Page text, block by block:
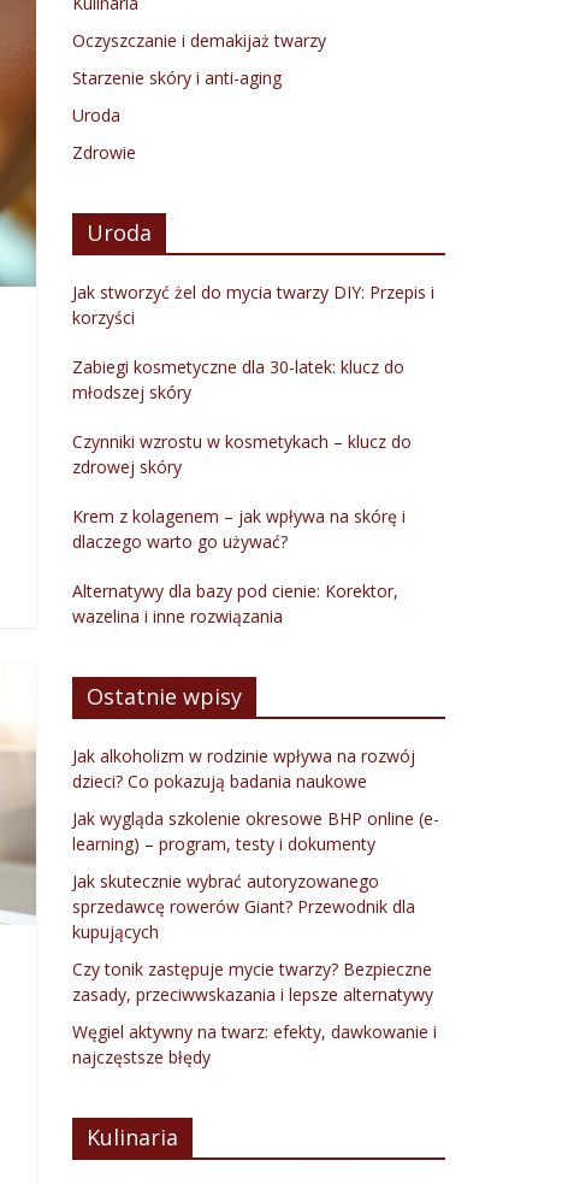
Oczyszczanie i demakijaż twarzy
Starzenie skóry i anti-aging
Uroda
Zdrowie
Uroda
Jak stworzyć żel do mycia twarzy DIY: Przepis i
korzyści
Zabiegi kosmetyczne dla 30-latek: klucz do
młodszej skóry
Czynniki wzrostu w kosmetykach – klucz do
zdrowej skóry
Krem z kolagenem – jak wpływa na skórę i
dlaczego warto go używać?
Alternatywy dla bazy pod cienie: Korektor,
wazelina i inne rozwiązania
Ostatnie wpisy
Jak alkoholizm w rodzinie wpływa na rozwój
dzieci? Co pokazują badania naukowe
Jak wygląda szkolenie okresowe BHP online (e-
learning) – program, testy i dokumenty
Jak skutecznie wybrać autoryzowanego
sprzedawcę rowerów Giant? Przewodnik dla
kupujących
Czy tonik zastępuje mycie twarzy? Bezpieczne
zasady, przeciwwskazania i lepsze alternatywy
Węgiel aktywny na twarz: efekty, dawkowanie i
najczęstsze błędy
Kulinaria